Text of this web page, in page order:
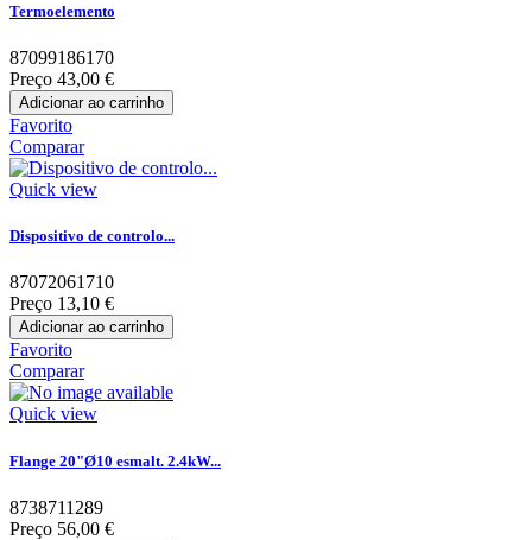
Termoelemento
87099186170
Preço 43,00 €
Adicionar ao carrinho
Favorito
Comparar
Quick view
Dispositivo de controlo...
87072061710
Preço 13,10 €
Adicionar ao carrinho
Favorito
Comparar
Quick view
Flange 20"Ø10 esmalt. 2.4kW...
8738711289
Preço 56,00 €